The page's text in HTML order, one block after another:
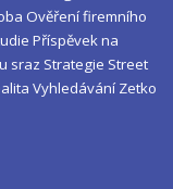
Ověření firemního
Příspěvek na
sraz Strategie Street
Vyhledávání Zetko